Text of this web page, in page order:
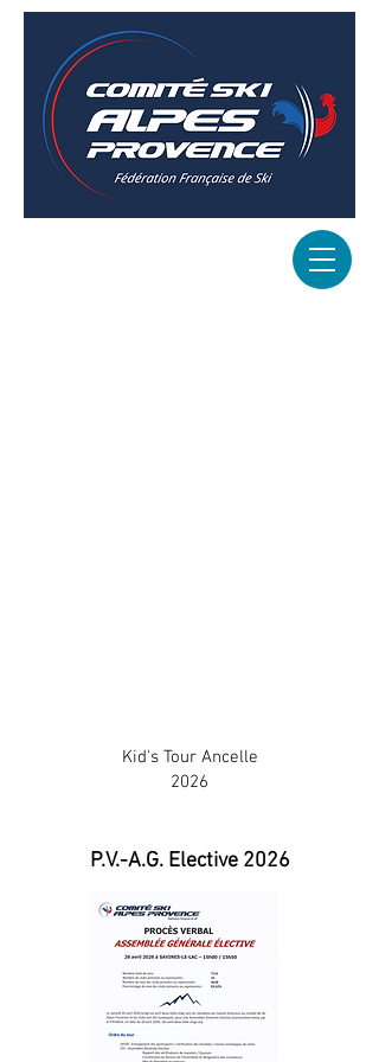
Kid's Tour Ancelle
2026
P.V.-A.G. Elective 2026